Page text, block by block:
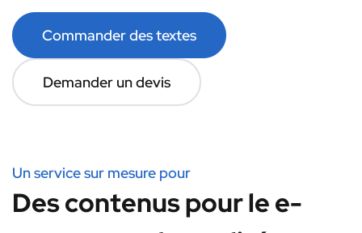
Commander des textes
Demander un devis
Un service sur mesure pour
Des contenus pour le e-